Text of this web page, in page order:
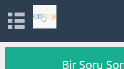
Bir Soru Sor